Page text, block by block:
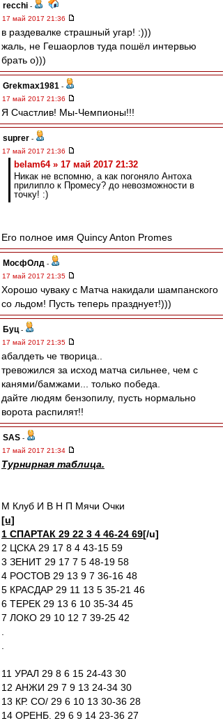
recchi -
17 май 2017 21:36
в раздевалке страшный угар! :)))
жаль, не Гешаорлов туда пошёл интервью
брать о)))
Grekmax1981 -
17 май 2017 21:36
Я Счастлив! Мы-Чемпионы!!!
suprer -
17 май 2017 21:36
belam64 » 17 май 2017 21:32
Никак не вспомню, а как погоняло Антоха
прилипло к Промесу? до невозможности в
точку! :)
Его полное имя Quincy Anton Promes
МосфОлд -
17 май 2017 21:35
Хорошо чуваку с Матча накидали шампанского
со льдом! Пусть теперь празднует!)))
Буц -
17 май 2017 21:35
абалдеть че творица..
тревожился за исход матча сильнее, чем с
канями/бамжами... только победа.
дайте людям бензопилу, пусть нормально
ворота распилят!!
SAS -
17 май 2017 21:34
Турнирная таблица.
М Клуб И В Н П Мячи Очки
[u]
1 СПАРТАК 29 22 3 4 46-24 69[/u]
2 ЦСКА 29 17 8 4 43-15 59
3 ЗЕНИТ 29 17 7 5 48-19 58
4 РОСТОВ 29 13 9 7 36-16 48
5 КРАСДАР 29 11 13 5 35-21 46
6 ТЕРЕК 29 13 6 10 35-34 45
7 ЛОКО 29 10 12 7 39-25 42
11 УРАЛ 29 8 6 15 24-43 30
12 АНЖИ 29 7 9 13 24-34 30
13 КР. СО/ 29 6 10 13 30-36 28
14 ОРЕНБ. 29 6 9 14 23-36 27